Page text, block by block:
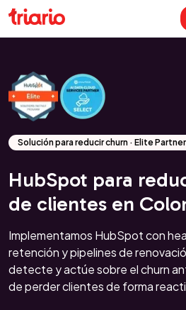
Solución para reducir churn · Elite
HubSpot para
de clientes en
Implementamos HubSpot con
retención y pipelines de
detecte y actúe sobre el churn
de perder clientes de forma